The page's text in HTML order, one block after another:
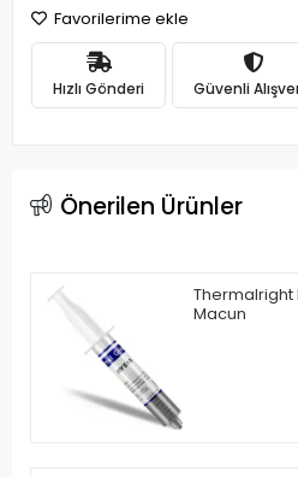
Favorilerime ekle
Hızlı Gönderi Güvenli
Önerilen Ürünler
Thermalright
Macun